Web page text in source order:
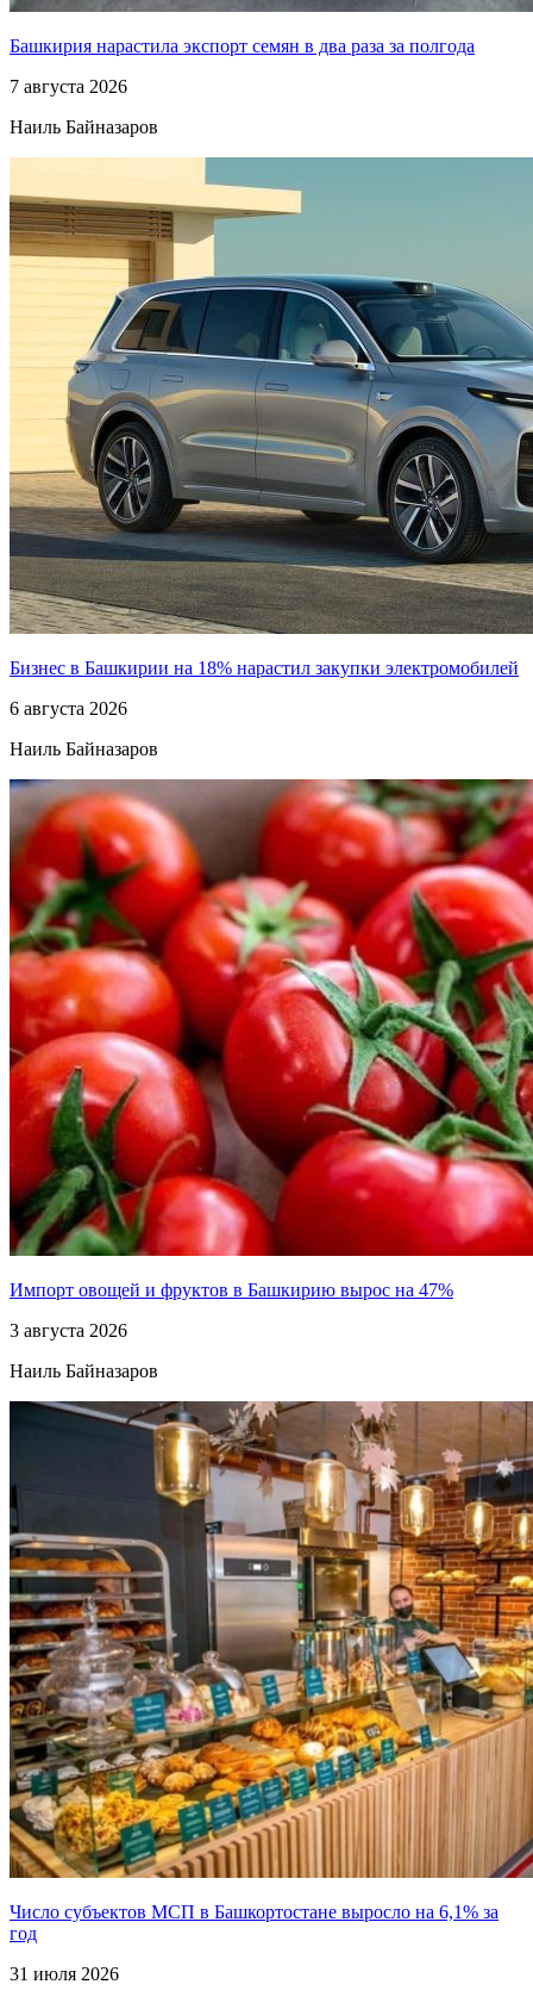
Башкирия нарастила экспорт семян в два раза за полгода
7 августа 2026
Наиль Байназаров
Бизнес в Башкирии на 18% нарастил закупки электромобилей
6 августа 2026
Наиль Байназаров
Импорт овощей и фруктов в Башкирию вырос на 47%
3 августа 2026
Наиль Байназаров
Число субъектов МСП в Башкортостане выросло на 6,1% за
год
31 июля 2026